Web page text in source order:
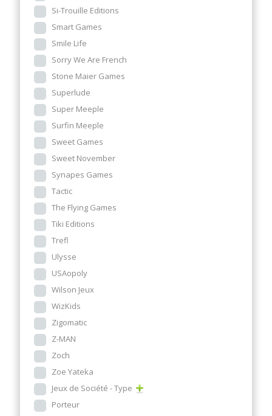
Si-Trouille Editions
Smart Games
Smile Life
Sorry We Are French
Stone Maier Games
Superlude
Super Meeple
Surfin Meeple
Sweet Games
Sweet November
Synapes Games
Tactic
The Flying Games
Tiki Editions
Trefl
Ulysse
USAopoly
Wilson Jeux
WizKids
Zigomatic
Z-MAN
Zoch
Zoe Yateka
Jeux de Société - Type
Porteur